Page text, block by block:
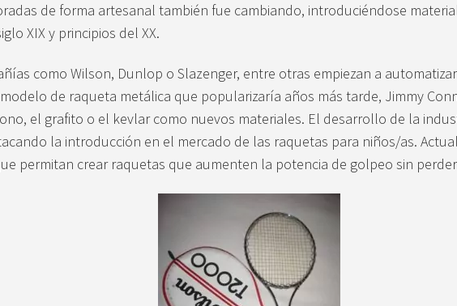
de forma artesanal también fue cambiando, introduciéndose
XIX y principios del XX.
como Wilson, Dunlop o Slazenger, entre otras empiezan a
de raqueta metálica que popularizaría años más tarde, Jimmy
el grafito o el kevlar como nuevos materiales. El desarrollo de la
la introducción en el mercado de las raquetas para niños/as.
permitan crear raquetas que aumenten la potencia de golpeo sin